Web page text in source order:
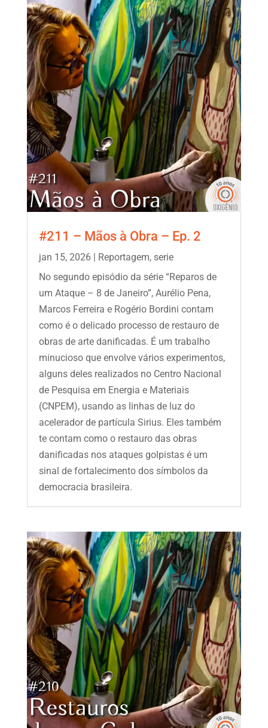
#211 – Mãos à Obra – Ep. 2
jan 15, 2026| Reportagem, serie
No segundo episódio da série “Reparos de
um Ataque – 8 de Janeiro”, Aurélio Pena,
Marcos Ferreira e Rogério Bordini contam
como é o delicado processo de restauro de
obras de arte danificadas. É um trabalho
minucioso que envolve vários experimentos,
alguns deles realizados no Centro Nacional
de Pesquisa em Energia e Materiais
(CNPEM), usando as linhas de luz do
acelerador de partícula Sirius. Eles também
te contam como o restauro das obras
danificadas nos ataques golpistas é um
sinal de fortalecimento dos símbolos da
democracia brasileira.